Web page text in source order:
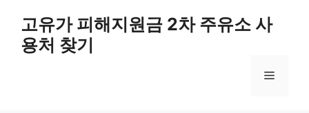
고유가 피해지원금 2차 주유소 사
용처 찾기
메